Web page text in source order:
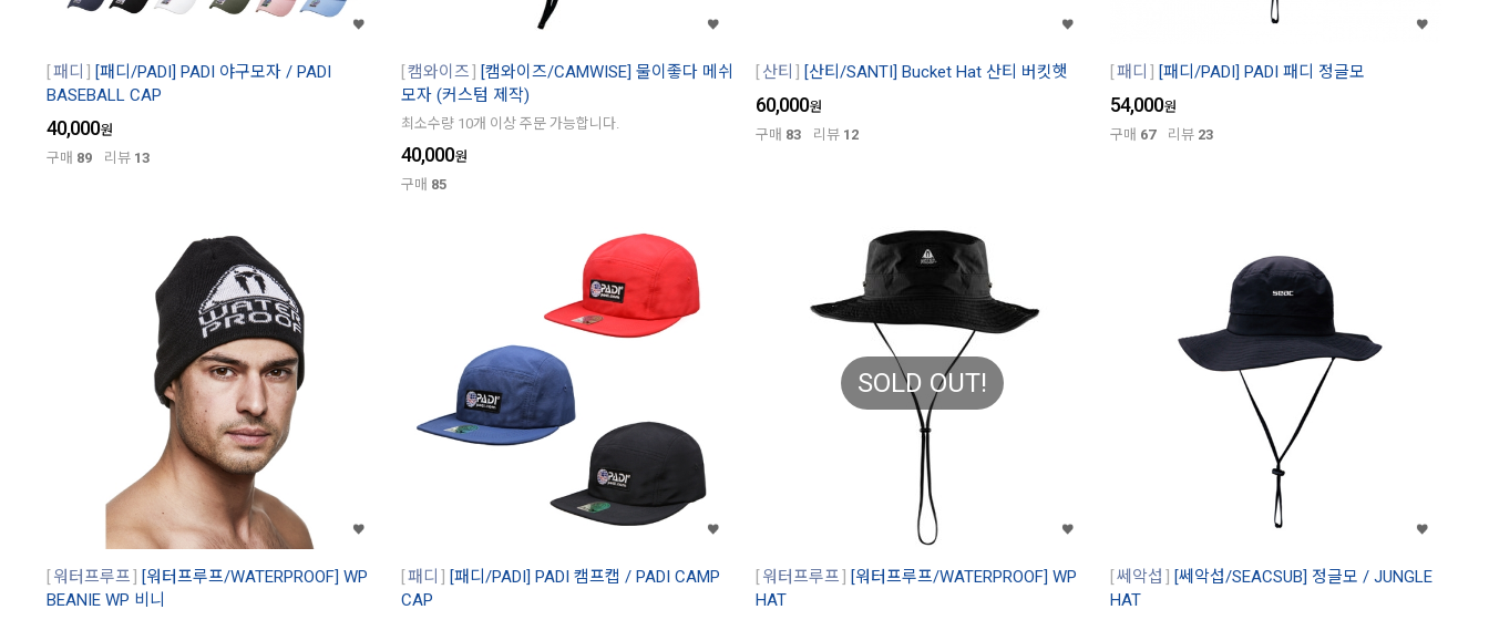
패디
[패디/PADI] PADI 야구모자 / PADI
BASEBALL CAP
40,000원
구매 89 리뷰 13
캠와이즈
[캠와이즈/CAMWISE] 물이좋다 메쉬
모자 (커스텀 제작)
최소수량 10개 이상 주문 가능합니다.
40,000원
구매 85
산티 [산티/SANTI] Bucket Hat 산티 버킷햇
60,000원
구매 83 리뷰 12
패디 [패디/PADI] PADI 패디 정글모
54,000원
구매 67 리뷰 23
워터프루프
[워터프루프/WATERPROOF] WP
BEANIE WP 비니
패디
[패디/PADI] PADI 캠프캡 / PADI CAMP
CAP
SOLD OUT!
워터프루프
[워터프루프/WATERPROOF] WP
HAT
쎄악섭
[쎄악섭/SEACSUB] 정글모 / JUNGLE
HAT